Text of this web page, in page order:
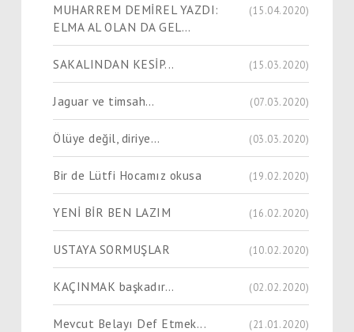
MUHARREM DEMİREL YAZDI:
ELMA AL OLAN DA GEL…
(15.04.2020)
SAKALINDAN KESİP... (15.03.2020)
Jaguar ve timsah… (07.03.2020)
Ölüye değil, diriye… (03.03.2020)
Bir de Lütfi Hocamız okusa (19.02.2020)
YENİ BİR BEN LAZIM (16.02.2020)
USTAYA SORMUŞLAR (10.02.2020)
KAÇINMAK başkadır… (02.02.2020)
Mevcut Belayı Def Etmek... (21.01.2020)